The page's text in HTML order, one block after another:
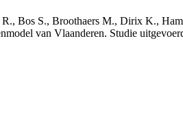
Bos S., Broothaers M., Dirix K.,
van Vlaanderen. Studie